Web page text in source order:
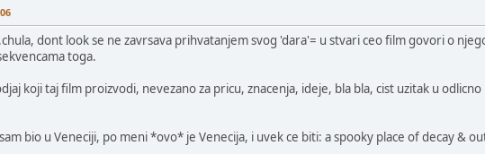
dont look se ne zavrsava prihvatanjem svog 'dara'= u stvari ceo film govori o
toga.
koji taj film proizvodi, nevezano za pricu, znacenja, ideje, bla bla, cist uzitak u
bio u Veneciji, po meni *ovo* je Venecija, i uvek ce biti: a spooky place of decay &